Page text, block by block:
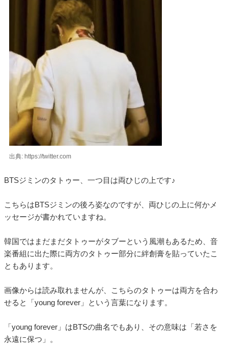
出典: https://twitter.com
BTSジミンのタトゥー、一つ目は両ひじの上です♪
こちらはBTSジミンの後ろ姿なのですが、両ひじの上に何かメ
ッセージが書かれていますね。
韓国ではまだまだタトゥーがタブーという風潮もあるため、音
楽番組に出た際に両方のタトゥー部分に絆創膏を貼っていたこ
ともあります。
画像からは読み取れませんが、こちらのタトゥーは両方を合わ
せると「young forever」という言葉になります。
「young forever」はBTSの曲名でもあり、その意味は「若さを
永遠に保つ」。